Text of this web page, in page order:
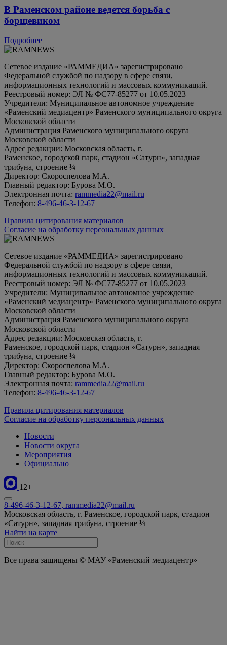
В Раменском районе ведется борьба с
борщевиком
Подробнее
Сетевое издание «РАММЕДИА» зарегистрировано
Федеральной службой по надзору в сфере связи,
информационных технологий и массовых коммуникаций.
Реестровый номер: ЭЛ № ФС77-85277 от 10.05.2023
Учредители: Муниципальное автономное учреждение
«Раменский медиацентр» Раменского муниципального округа
Московской области
Администрация Раменского муниципального округа
Московской области
Адрес редакции: Московская область, г.
Раменское, городской парк, стадион «Сатурн», западная
трибуна, строение ¼
Директор: Скороспелова М.А.
Главный редактор: Бурова М.О.
Электронная почта: rammedia22@mail.ru
Телефон: 8-496-46-3-12-67
Правила цитирования материалов
Согласие на обработку персональных данных
Сетевое издание «РАММЕДИА» зарегистрировано
Федеральной службой по надзору в сфере связи,
информационных технологий и массовых коммуникаций.
Реестровый номер: ЭЛ № ФС77-85277 от 10.05.2023
Учредители: Муниципальное автономное учреждение
«Раменский медиацентр» Раменского муниципального округа
Московской области
Администрация Раменского муниципального округа
Московской области
Адрес редакции: Московская область, г.
Раменское, городской парк, стадион «Сатурн», западная
трибуна, строение ¼
Директор: Скороспелова М.А.
Главный редактор: Бурова М.О.
Электронная почта: rammedia22@mail.ru
Телефон: 8-496-46-3-12-67
Правила цитирования материалов
Согласие на обработку персональных данных
Новости
Новости округа
Мероприятия
Официально
12+
8-496-46-3-12-67, rammedia22@mail.ru
Московская область, г. Раменское, городской парк, стадион
«Сатурн», западная трибуна, строение ¼
Найти на карте
Все права защищены © МАУ «Раменский медиацентр»